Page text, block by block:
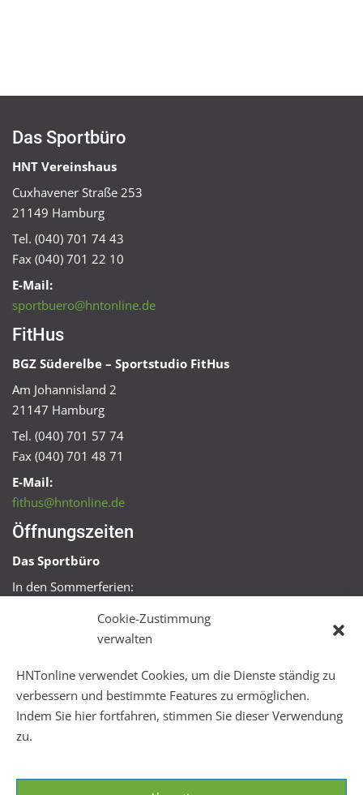
Cookie-Zustimmung
verwalten
HNTonline verwendet Cookies, um die Dienste ständig zu
verbessern und bestimmte Features zu ermöglichen.
Indem Sie hier fortfahren, stimmen Sie dieser Verwendung
zu.
Das Sportbüro
HNT Vereinshaus
Cuxhavener Straße 253
21149 Hamburg
Tel. (040) 701 74 43
Fax (040) 701 22 10
E-Mail:
sportbuero@hntonline.de
FitHus
BGZ Süderelbe – Sportstudio FitHus
Am Johannisland 2
21147 Hamburg
Tel. (040) 701 57 74
Fax (040) 701 48 71
E-Mail:
fithus@hntonline.de
Öffnungszeiten
Das Sportbüro
In den Sommerferien:
Mo + Mi 16:00 – 18:00 Uhr
Mo – Fr 08:00 – 22:00 Uhr
Sa + So 10:00 – 18:00 Uhr